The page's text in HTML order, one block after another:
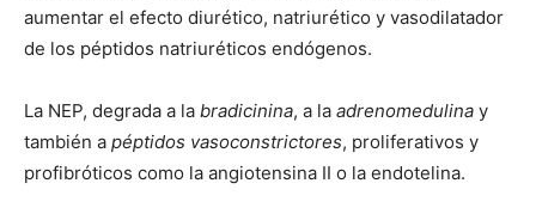
aumentar el efecto diurético, natriurético y vasodilatador
de los péptidos natriuréticos endógenos.
La NEP, degrada a la bradicinina, a la adrenomedulina y
también a péptidos vasoconstrictores, proliferativos y
profibróticos como la angiotensina II o la endotelina.